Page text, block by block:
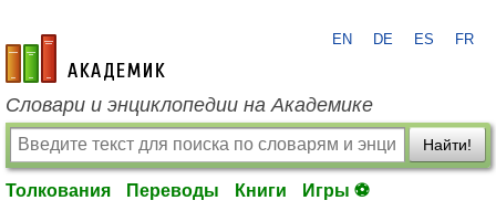
academic.ru
EN DE ES FR
Словари и энциклопедии на Академике
Найти!
Толкования Переводы Книги Игры ⚽